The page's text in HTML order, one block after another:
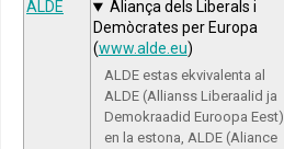
ALDE
Aliança dels Liberals i
Demòcrates per Europa
(www.alde.eu)
ALDE estas ekvivalenta al
ALDE (Allianss Liberaalid ja
Demokraadid Euroopa Eest)
en la estona, ALDE (Aliance